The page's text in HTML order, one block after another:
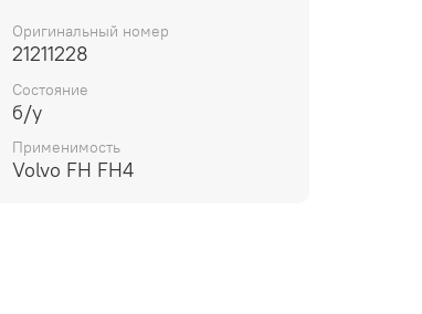
Оригинальный номер
21211228
Состояние
б/у
Применимость
Volvo FH FH4